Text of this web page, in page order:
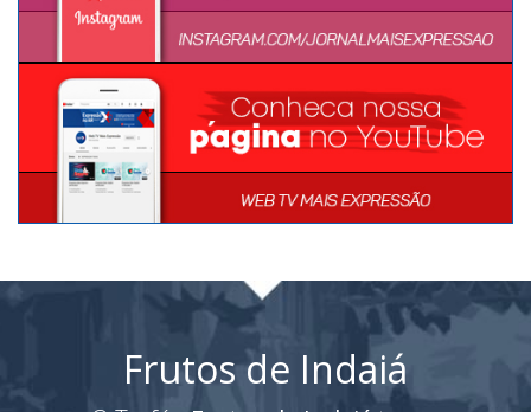
Frutos de Indaiá